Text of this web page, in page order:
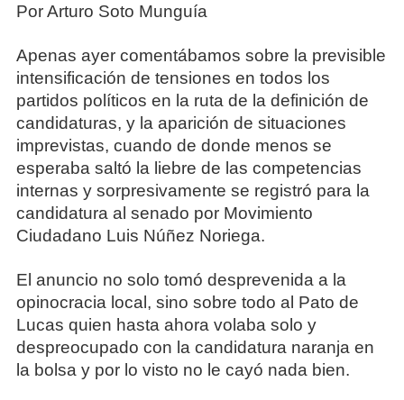
Por Arturo Soto Munguía
Apenas ayer comentábamos sobre la previsible
intensificación de tensiones en todos los
partidos políticos en la ruta de la definición de
candidaturas, y la aparición de situaciones
imprevistas, cuando de donde menos se
esperaba saltó la liebre de las competencias
internas y sorpresivamente se registró para la
candidatura al senado por Movimiento
Ciudadano Luis Núñez Noriega.
El anuncio no solo tomó desprevenida a la
opinocracia local, sino sobre todo al Pato de
Lucas quien hasta ahora volaba solo y
despreocupado con la candidatura naranja en
la bolsa y por lo visto no le cayó nada bien.